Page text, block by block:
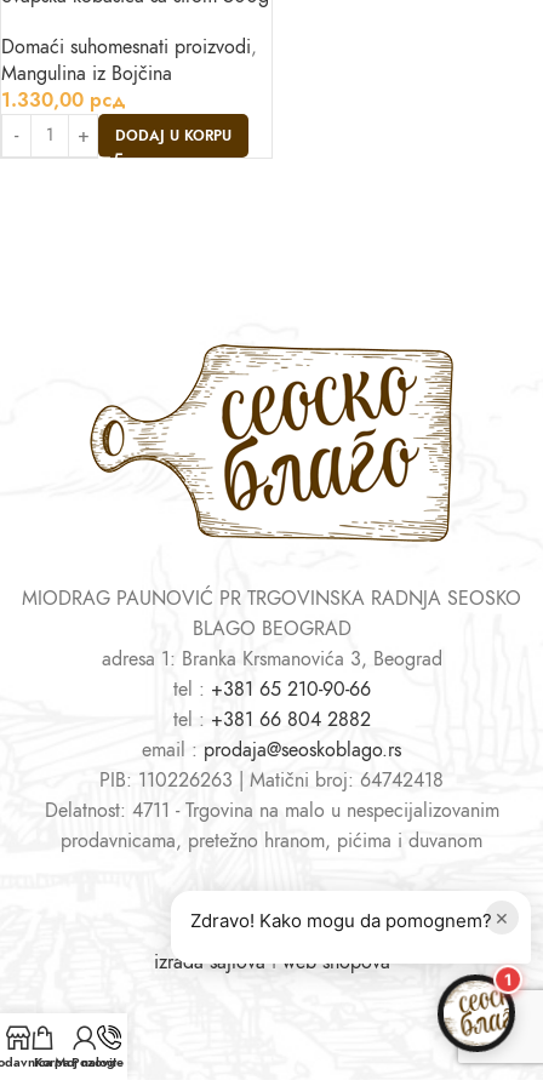
Domaći suhomesnati proizvodi,
Mangulina iz Bojčina
1.330,00 рсд
DODAJ U KORPU
MIODRAG PAUNOVIĆ PR TRGOVINSKA RADNJA SEOSKO
BLAGO BEOGRAD
adresa 1: Branka Krsmanovića 3, Beograd
tel : +381 65 210-90-66
tel : +381 66 804 2882
email : prodaja@seoskoblago.rs
PIB: 110226263 | Matični broj: 64742418
Delatnost: 4711 - Trgovina na malo u nespecijalizovanim
prodavnicama, pretežno hranom, pićima i duvanom
izrada sajtovaiweb shopova
KorpaMoj nalog
Pozovite nas
×
Zdravo! Kako mogu da pomognem?
1